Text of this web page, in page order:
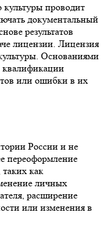
проводит
документальный
результатов
лицензии. Лицензия
Основаниями
квалификации
или ошибки в их
России и не
переоформление
как
личных
расширение
или изменения в